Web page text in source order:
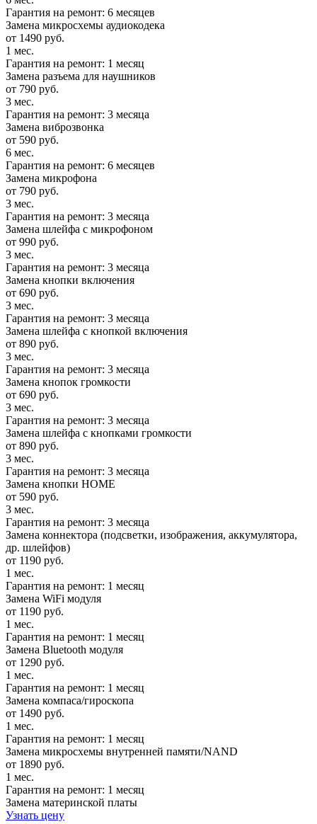
Гарантия на ремонт: 6 месяцев
Замена микросхемы аудиокодека
от 1490 руб.
1 мес.
Гарантия на ремонт: 1 месяц
Замена разъема для наушников
от 790 руб.
3 мес.
Гарантия на ремонт: 3 месяца
Замена виброзвонка
от 590 руб.
6 мес.
Гарантия на ремонт: 6 месяцев
Замена микрофона
от 790 руб.
3 мес.
Гарантия на ремонт: 3 месяца
Замена шлейфа с микрофоном
от 990 руб.
3 мес.
Гарантия на ремонт: 3 месяца
Замена кнопки включения
от 690 руб.
3 мес.
Гарантия на ремонт: 3 месяца
Замена шлейфа с кнопкой включения
от 890 руб.
3 мес.
Гарантия на ремонт: 3 месяца
Замена кнопок громкости
от 690 руб.
3 мес.
Гарантия на ремонт: 3 месяца
Замена шлейфа с кнопками громкости
от 890 руб.
3 мес.
Гарантия на ремонт: 3 месяца
Замена кнопки HOME
от 590 руб.
3 мес.
Гарантия на ремонт: 3 месяца
Замена коннектора (подсветки, изображения, аккумулятора,
др. шлейфов)
от 1190 руб.
1 мес.
Гарантия на ремонт: 1 месяц
Замена WiFi модуля
от 1190 руб.
1 мес.
Гарантия на ремонт: 1 месяц
Замена Bluetooth модуля
от 1290 руб.
1 мес.
Гарантия на ремонт: 1 месяц
Замена компаса/гироскопа
от 1490 руб.
1 мес.
Гарантия на ремонт: 1 месяц
Замена микросхемы внутренней памяти/NAND
от 1890 руб.
1 мес.
Гарантия на ремонт: 1 месяц
Замена материнской платы
Узнать цену